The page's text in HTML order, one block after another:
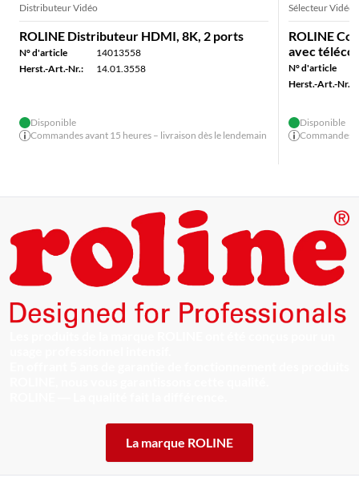
Distributeur Vidéo
ROLINE Distributeur HDMI, 8K, 2 ports
N° d'article
14013558
Herst.-Art.-Nr.:
14.01.3558
Disponible
Commandes avant 15 heures – livraison dès le lendemain
Sélecteur Vidéo
ROLINE
avec
N° d'article
Herst.-Art.-Nr.:
Disponible
Commandes
La marque ROLINE